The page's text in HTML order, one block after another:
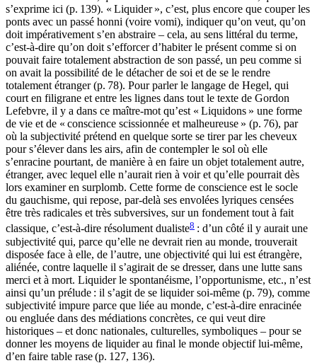
s’exprime ici (p. 139). « Liquider », c’est, plus encore que couper les
ponts avec un passé honni (voire vomi), indiquer qu’on veut, qu’on
doit impérativement s’en abstraire – cela, au sens littéral du terme,
c’est-à-dire qu’on doit s’efforcer d’habiter le présent comme si on
pouvait faire totalement abstraction de son passé, un peu comme si
on avait la possibilité de le détacher de soi et de se le rendre
totalement étranger (p. 78). Pour parler le langage de Hegel, qui
court en filigrane et entre les lignes dans tout le texte de Gordon
Lefebvre, il y a dans ce maître-mot qu’est « Liquidons » une forme
de vie et de « conscience scissionnée et malheureuse » (p. 76), par
où la subjectivité prétend en quelque sorte se tirer par les cheveux
pour s’élever dans les airs, afin de contempler le sol où elle
s’enracine pourtant, de manière à en faire un objet totalement autre,
étranger, avec lequel elle n’aurait rien à voir et qu’elle pourrait dès
lors examiner en surplomb. Cette forme de conscience est le socle
du gauchisme, qui repose, par-delà ses envolées lyriques censées
être très radicales et très subversives, sur un fondement tout à fait
classique, c’est-à-dire résolument dualiste8 : d’un côté il y aurait une
subjectivité qui, parce qu’elle ne devrait rien au monde, trouverait
disposée face à elle, de l’autre, une objectivité qui lui est étrangère,
aliénée, contre laquelle il s’agirait de se dresser, dans une lutte sans
merci et à mort. Liquider le spontanéisme, l’opportunisme, etc., n’est
ainsi qu’un prélude : il s’agit de se liquider soi-même (p. 79), comme
subjectivité impure parce que liée au monde, c’est-à-dire enracinée
ou engluée dans des médiations concrètes, ce qui veut dire
historiques – et donc nationales, culturelles, symboliques – pour se
donner les moyens de liquider au final le monde objectif lui-même,
d’en faire table rase (p. 127, 136).